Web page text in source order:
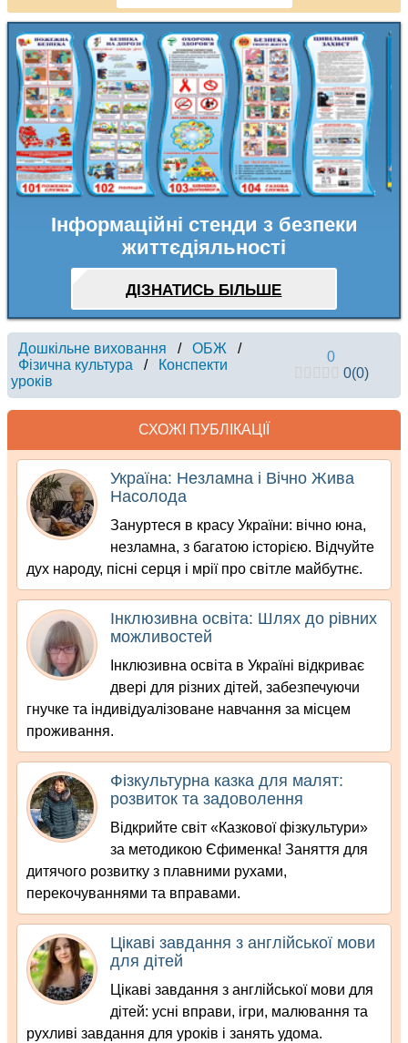
Інформаційні стенди з безпеки
життєдіяльності
ДІЗНАТИСЬ БІЛЬШЕ
Дошкільне виховання / ОБЖ
/
Фізична культура
/
Конспекти
уроків
0
0(0)
СХОЖІ ПУБЛІКАЦІЇ
Україна: Незламна і Вічно Жива
Насолода
Зануртеся в красу України: вічно юна,
незламна, з багатою історією. Відчуйте
дух народу, пісні серця і мрії про світле майбутнє.
Інклюзивна освіта: Шлях до рівних
можливостей
Інклюзивна освіта в Україні відкриває
двері для різних дітей, забезпечуючи
гнучке та індивідуалізоване навчання за місцем
проживання.
Фізкультурна казка для малят:
розвиток та задоволення
Відкрийте світ «Казкової фізкультури»
за методикою Єфименка! Заняття для
дитячого розвитку з плавними рухами,
перекочуваннями та вправами.
Цікаві завдання з англійської мови
для дітей
Цікаві завдання з англійської мови для
дітей: усні вправи, ігри, малювання та
рухливі завдання для уроків і занять удома.